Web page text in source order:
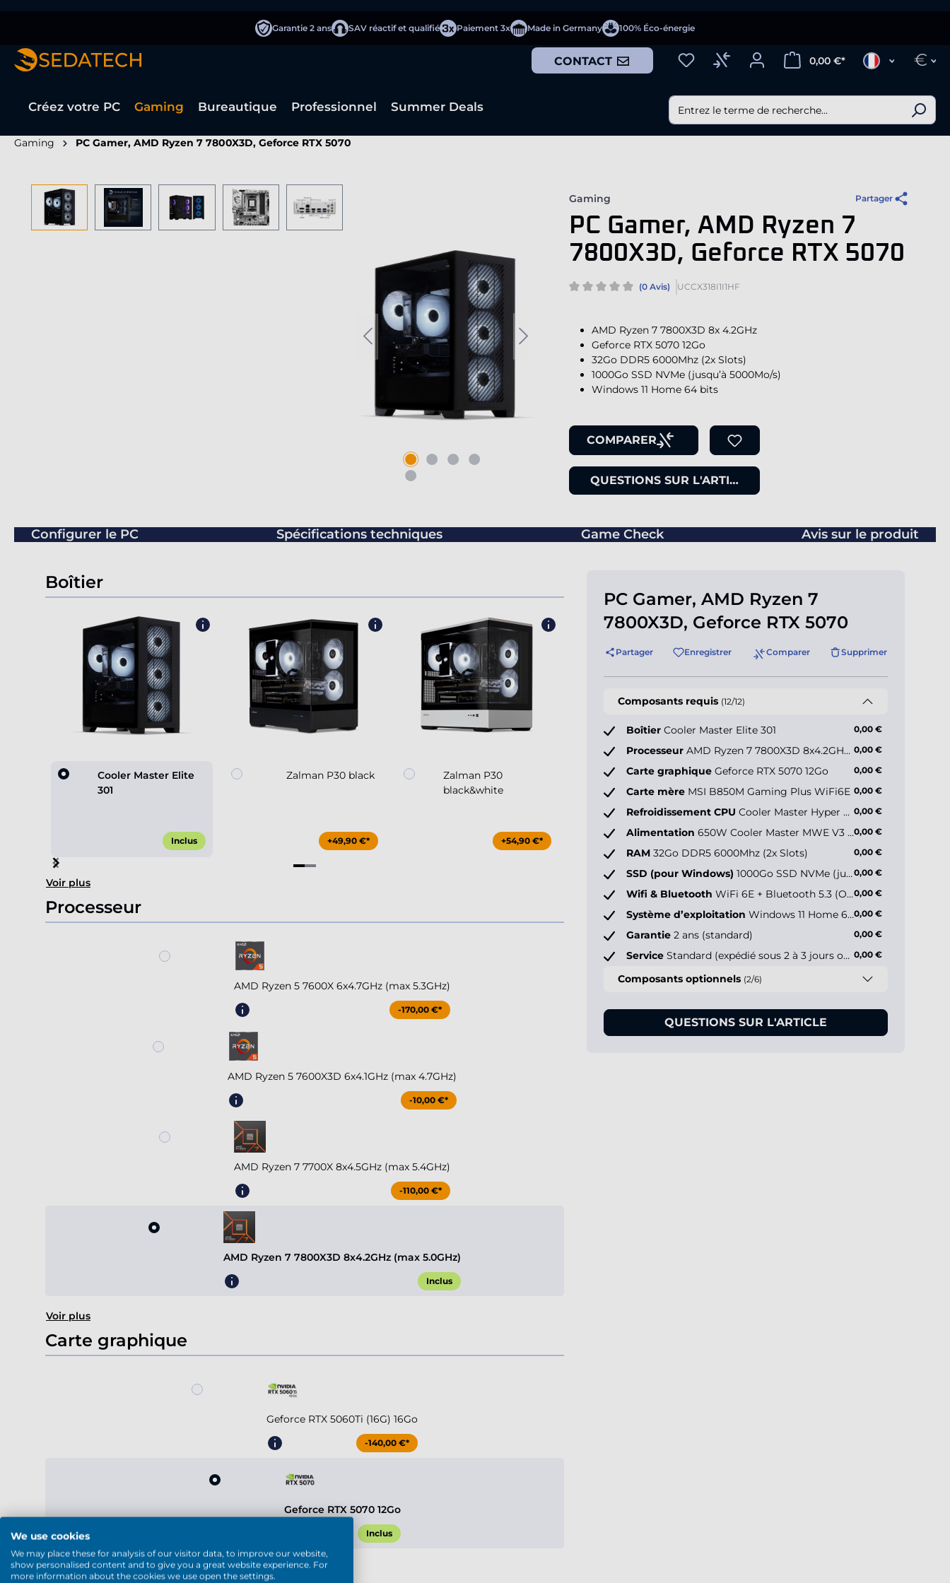
Garantie 2 ans SAV réactif et qualifié Paiement 3x Made in Germany 100% Éco-énergie
CONTACT 0,00 €* €
Créez votre PC Gaming Bureautique Professionnel Summer Deals
Gaming PC Gamer, AMD Ryzen 7 7800X3D, Geforce RTX 5070
Ignorer la galerie d'images
Gaming Partager
PC Gamer, AMD Ryzen 7
7800X3D, Geforce RTX 5070
(0 Avis) UCCX318I1I1HF
AMD Ryzen 7 7800X3D 8x 4.2GHz
Geforce RTX 5070 12Go
32Go DDR5 6000Mhz (2x Slots)
1000Go SSD NVMe (jusqu’à 5000Mo/s)
Windows 11 Home 64 bits
COMPARER
QUESTIONS SUR L'ARTICLE
Configurer le PC Spécifications techniques Game Check Avis sur le produit
Boîtier
Cooler Master Elite
301
Inclus
Zalman P30 black
+49,90 €*
Zalman P30
black&white
+54,90 €*
Cooler Master
MasterBox 600
Item
1
of
4
Voir plus
Processeur
AMD Ryzen 5 7600X 6x4.7GHz (max 5.3GHz)
-170,00 €*
AMD Ryzen 5 7600X3D 6x4.1GHz (max 4.7GHz)
-10,00 €*
AMD Ryzen 7 7700X 8x4.5GHz (max 5.4GHz)
-110,00 €*
AMD Ryzen 7 7800X3D 8x4.2GHz (max 5.0GHz)
Inclus
Voir plus
Carte graphique
Geforce RTX 5060Ti (16G) 16Go
-140,00 €*
Geforce RTX 5070 12Go
Inclus
PC Gamer, AMD Ryzen 7
7800X3D, Geforce RTX 5070
Partager Enregistrer Comparer Supprimer
Composants requis (12/12)
Boîtier Cooler Master Elite 301 0,00 €
Processeur AMD Ryzen 7 7800X3D 8x4.2GHz (max 5.0GHz) 0,00 €
Carte graphique Geforce RTX 5070 12Go 0,00 €
Carte mère MSI B850M Gaming Plus WiFi6E 0,00 €
Refroidissement CPU Cooler Master Hyper 212 Spectrum V3 ARGB 0,00 €
Alimentation 650W Cooler Master MWE V3 (80+ Gold)0,00 €
RAM 32Go DDR5 6000Mhz (2x Slots) 0,00 €
SSD (pour Windows) 1000Go SSD NVMe (jusqu’à 5000Mo/s)0,00 €
Wifi & Bluetooth WiFi 6E + Bluetooth 5.3 (Onboard)0,00 €
Système d’exploitation Windows 11 Home 64 bits FR0,00 €
Garantie 2 ans (standard) 0,00 €
Service Standard (expédié sous 2 à 3 jours ouvrés) 0,00 €
Composants optionnels (2/6)
QUESTIONS SUR L'ARTICLE
We use cookies
We may place these for analysis of our visitor data, to improve our website,
show personalised content and to give you a great website experience. For
more information about the cookies we use open the settings.